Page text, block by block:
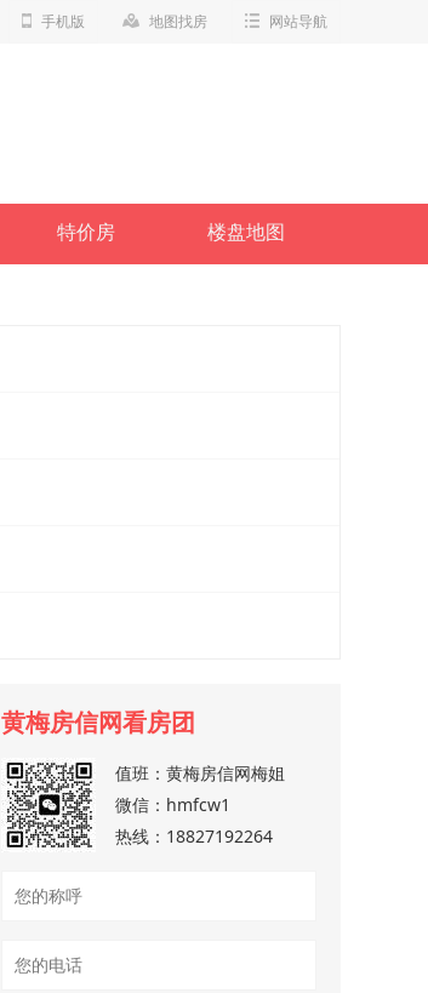
手机版 地图找房 网站导航
特价房 楼盘地图
黄梅房信网看房团
值班： 黄梅房信网梅姐
微信： hmfcw1
热线： 18827192264